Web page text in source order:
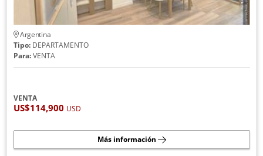
Argentina
Tipo:DEPARTAMENTO
Para:VENTA
VENTA
US$114,900 USD
Más información